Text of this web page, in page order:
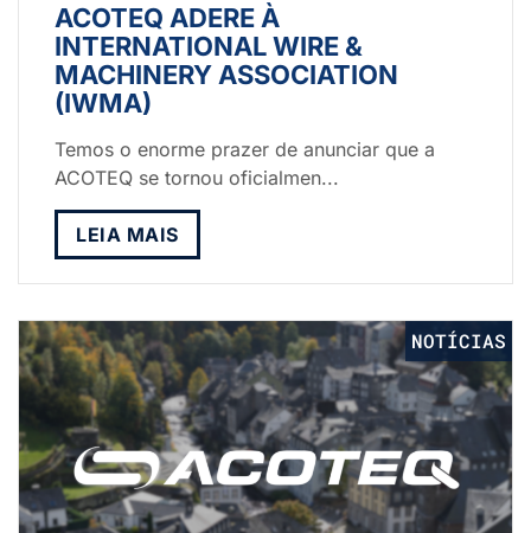
ACOTEQ ADERE À
INTERNATIONAL WIRE &
MACHINERY ASSOCIATION
(IWMA)
Temos o enorme prazer de anunciar que a
ACOTEQ se tornou oficialmen...
LEIA MAIS
NOTÍCIAS